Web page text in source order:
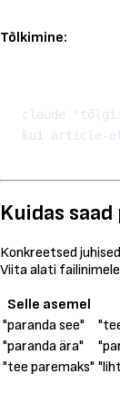
Tõlkimine:
claude
Kuidas
Konkreetsed
Viita alati
Selle asemel
"paranda see"
"paranda ära"
"tee paremaks"